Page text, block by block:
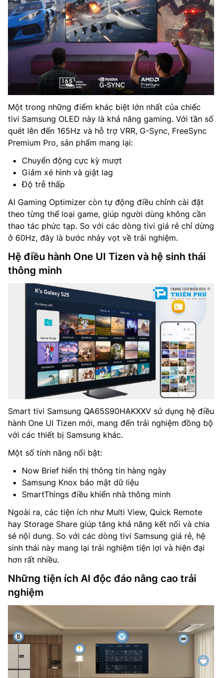
Một trong những điểm khác biệt lớn nhất của chiếc
tivi Samsung OLED này là khả năng gaming. Với tần số
quét lên đến 165Hz và hỗ trợ VRR, G-Sync, FreeSync
Premium Pro, sản phẩm mang lại:
Chuyển động cực kỳ mượt
Giảm xé hình và giật lag
Độ trễ thấp
AI Gaming Optimizer còn tự động điều chỉnh cài đặt
theo từng thể loại game, giúp người dùng không cần
thao tác phức tạp. So với các dòng tivi giá rẻ chỉ dừng
ở 60Hz, đây là bước nhảy vọt về trải nghiệm.
Hệ điều hành One UI Tizen và hệ sinh thái
thông minh
Smart tivi Samsung QA65S90HAKXXV sử dụng hệ điều
hành One UI Tizen mới, mang đến trải nghiệm đồng bộ
với các thiết bị Samsung khác.
Một số tính năng nổi bật:
Now Brief hiển thị thông tin hàng ngày
Samsung Knox bảo mật dữ liệu
SmartThings điều khiển nhà thông minh
Ngoài ra, các tiện ích như Multi View, Quick Remote
hay Storage Share giúp tăng khả năng kết nối và chia
sẻ nội dung. So với các dòng tivi Samsung giá rẻ, hệ
sinh thái này mang lại trải nghiệm tiện lợi và hiện đại
hơn rất nhiều.
Những tiện ích AI độc đáo nâng cao trải
nghiệm